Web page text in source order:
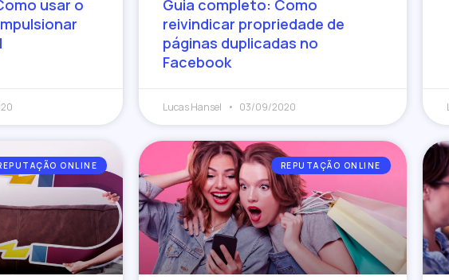
usar o
Guia completo: Como
reivindicar propriedade de
páginas duplicadas no
Facebook
Lucas Hansel 03/09/2020
ONLINE REPUTAÇÃO ONLINE